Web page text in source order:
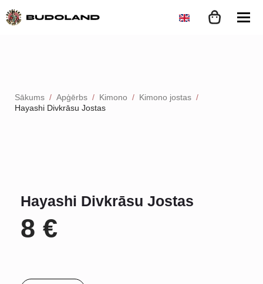
Sākums Apģērbs Kimono
Kimono jostas
Hayashi Divkrāsu Jostas
Hayashi Divkrāsu Jostas
8 €